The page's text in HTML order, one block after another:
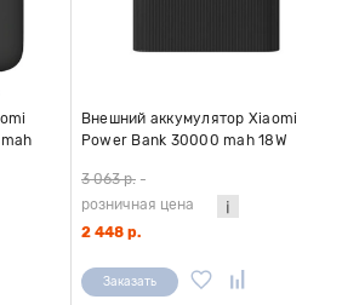
Внешний аккумулятор Xiaomi
Power Bank 30000 mah 18W
3 063 р. -
розничная цена
2 448 р.
Заказать